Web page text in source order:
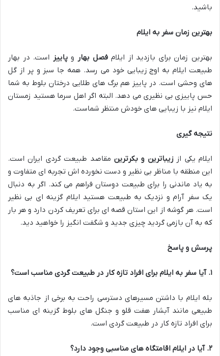
باشید.
بهترین زمان سفر به ایلام
بهترین زمان برای بازدید از ایلامفصل بهار وپاییز است. در بهار
طبیعت ایلام به اوج زیبایی خود می رسد. همه جا سبز و پر از گل
های وحشی است. در پاییز هم برگ های طلایی درختان بلوط به شما
حس پاییزی بی نظیری می دهد. البته اگر اهل سرما هستید زمستان
ایلام نیز با زیبایی های خودش منتظر شماست.
نتیجه گیری
ایلام یکی اززیباترین و بکرترین مقاصد طبیعت گردی ایران است.
این منطقه با مناظر بی نظیر و دست نخورده اش تجربه ای متفاوت و
به یاد ماندنی را برای طبیعت دوستان فراهم می کند. اگر به دنبال
یک سفر آرام و نزدیک به طبیعت هستید ایلام گزینه ای بی نظیر
است. هر گوشه از این استان قصه ای برای تعریف کردن دارد و هر بار
که به آن بازمی گردید چیزی جدید و شگفت انگیز را خواهید دید.
پرسش و پاسخ
۱.آیا سفر به ایلام برای افراد تازه کار در طبیعت گردی مناسب است؟
بله ایلام با داشتن مسیرهای دسترسی راحت به برخی از جاذبه های
طبیعی مانند آبشار هفت قلو و جنگل های بلوط گزینه ای مناسب
برای افراد تازه کار در طبیعت گردی است.
۲.آیا در ایلام اقامتگاه های مناسبی وجود دارد؟